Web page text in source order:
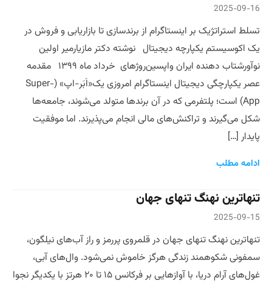
2025-09-16
تسلط استراتژیک بر اینستاگرام از برندسازی تا بازاریابی و فروش در
یک اکوسیستم یکپارچه دیجیتال نوشته دکتر مازیارمیر اولین
نوآورشتاب دهنده ایران واپسین‌روژهای خرداد ماه ۱۳۹۹ مقدمه
عصر یکپارچگی دیجیتال اینستاگرام امروزی یک«اَبَر-اپ» (Super-
App) است؛ پلتفرمی که در آن برندها متولد می‌شوند، جامعه‌ها
شکل می‌گیرند و تراکنش‌های مالی انجام می‌پذیرند. اما موفقیت
پایدار […]
ادامه مطلب
تنهاترین نهنگ تنهای جهان
2025-09-15
تنهاترین نهنگ تنهای جهان در قلمروی پررمز و راز آب‌های نیلگون،
سمفونی شکوهمند زندگی هرگز خاموش نمی‌شود. وال‌های آبی،
غول‌های آرام دریا، با آوازهایی بر فرکانس ۱۵ تا ۲۰ هرتز با یکدیگر نجوا